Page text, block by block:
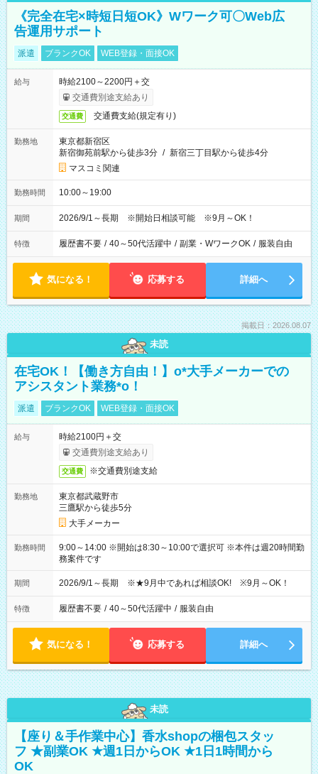
《完全在宅×時短日短OK》Wワーク可〇Web広
告運用サポート
派遣 ブランクOK WEB登録・面接OK
給与
時給2100～2200円＋交
交通費別途支給あり
交通費 交通費支給(規定有り)
勤務地
東京都新宿区
新宿御苑前駅から徒歩3分 / 新宿三丁目駅から徒歩4分
マスコミ関連
勤務時間 10:00～19:00
期間 2026/9/1～長期 ※開始日相談可能 ※9月～OK！
特徴 履歴書不要 / 40～50代活躍中 / 副業・WワークOK / 服装自由
気になる！ 応募する 詳細へ
掲載日：2026.08.07
未読
在宅OK！【働き方自由！】o*大手メーカーでの
アシスタント業務*o！
派遣 ブランクOK WEB登録・面接OK
給与
時給2100円＋交
交通費別途支給あり
交通費 ※交通費別途支給
勤務地
東京都武蔵野市
三鷹駅から徒歩5分
大手メーカー
勤務時間
9:00～14:00 ※開始は8:30～10:00で選択可 ※本件は週20時間勤
務案件です
期間 2026/9/1～長期 ※★9月中であれば相談OK! ※9月～OK！
特徴 履歴書不要 / 40～50代活躍中 / 服装自由
気になる！ 応募する 詳細へ
未読
【座り＆手作業中心】香水shopの梱包スタッ
フ ★副業OK ★週1日からOK ★1日1時間から
OK